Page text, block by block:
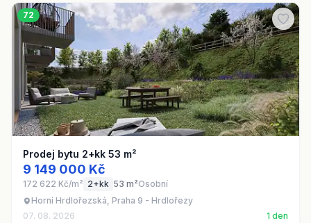
72
Prodej bytu 2+kk 53 m²
9 149 000 Kč
172 622 Kč/m² 2+kk 53 m²Osobní
Horní Hrdlořezská, Praha 9 - Hrdlořezy
07. 08. 2026
1 den